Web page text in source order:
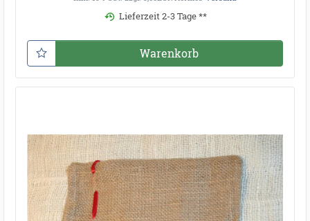
Lieferzeit 2-3 Tage **
Warenkorb